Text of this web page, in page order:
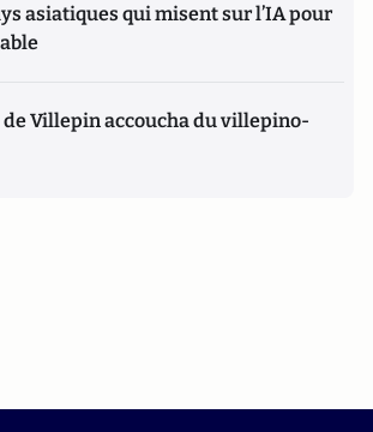
asiatiques qui misent sur l’IA pour
Villepin accoucha du villepino-